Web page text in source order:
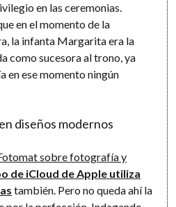
en las ceremonias.
en el momento de la
la infanta Margarita era la
como sucesora al trono, ya
en ese momento ningún
diseños modernos
sobre fotografía y
de iCloud de Apple utiliza
también. Pero no queda ahí la